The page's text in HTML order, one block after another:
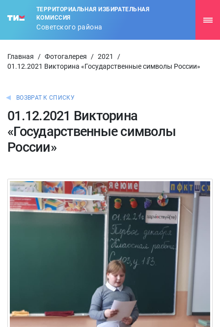
ТЕРРИТОРИАЛЬНАЯ ИЗБИРАТЕЛЬНАЯ
КОМИССИЯ
Советского района
Главная / Фотогалерея / 2021
/
01.12.2021 Викторина «Государственные символы России»
ВОЗВРАТ К СПИСКУ
01.12.2021 Викторина
«Государственные символы
России»